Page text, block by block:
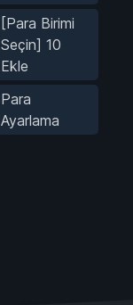
[Para Birimi
Seçin] 10
Ekle
Para
Ayarlama